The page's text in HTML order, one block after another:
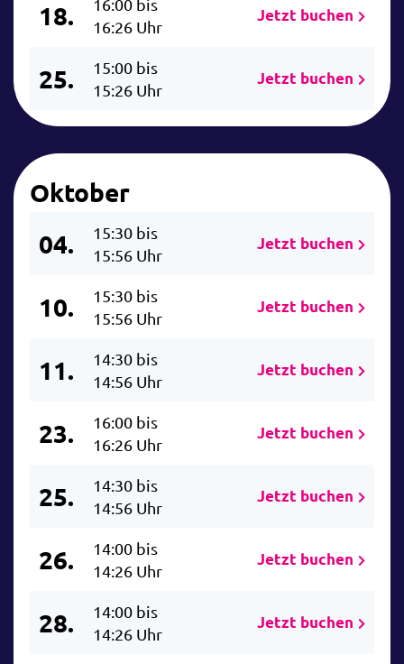
18.
16:00 bis
16:26 Uhr
Jetzt buchen
25.
15:00 bis
15:26 Uhr
Jetzt buchen
Oktober
04.
15:30 bis
15:56 Uhr
Jetzt buchen
10.
15:30 bis
15:56 Uhr
Jetzt buchen
11.
14:30 bis
14:56 Uhr
Jetzt buchen
23.
16:00 bis
16:26 Uhr
Jetzt buchen
25.
14:30 bis
14:56 Uhr
Jetzt buchen
26.
14:00 bis
14:26 Uhr
Jetzt buchen
28.
14:00 bis
14:26 Uhr
Jetzt buchen